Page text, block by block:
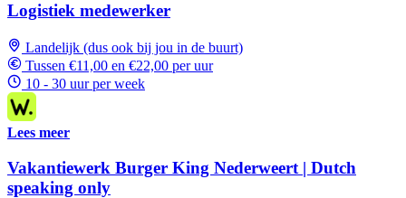
Logistiek medewerker
Landelijk (dus ook bij jou in de buurt)
Tussen €11,00 en €22,00 per uur
10 - 30 uur per week
Lees meer
Vakantiewerk Burger King Nederweert | Dutch
speaking only